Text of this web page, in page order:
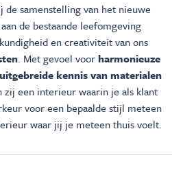
de samenstelling van het nieuwe
de bestaande leefomgeving
en creativiteit van ons
. Met gevoel voorharmonieuze
kennis van materialen
zij een interieur waarin je als klant
voor een bepaalde stijl meteen
waar jij je meteen thuis voelt.